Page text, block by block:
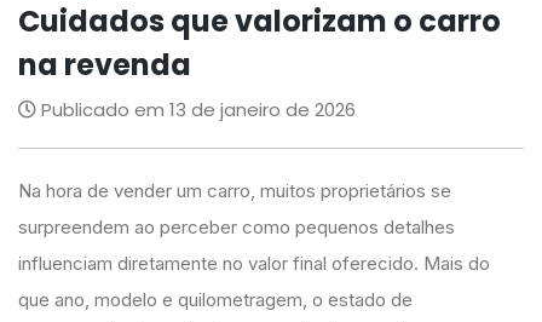
Cuidados que valorizam o carro
na revenda
Publicado em 13 de janeiro de 2026
Na hora de vender um carro, muitos proprietários se
surpreendem ao perceber como pequenos detalhes
influenciam diretamente no valor final oferecido. Mais do
que ano, modelo e quilometragem, o estado de